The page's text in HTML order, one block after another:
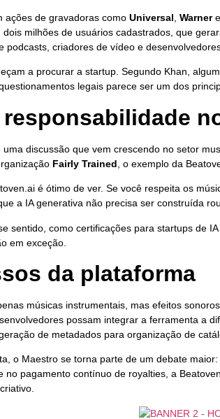
ações de gravadoras como Universal Warnere
milhões de usuários cadastrados, que
podcasts, criadores de vídeo e
a procurar a startup. Segundo Khan,
legais parece ser um dos
discussão que vem crescendo no setor
Fairly Trained , o exemplo da
é ótimo de ver. Se você respeita os
a IA generativa não precisa ser construída
sentido, como certificações para startups de
em exceção.
da plataforma
músicas instrumentais, mas efeitos
possam integrar a ferramenta a
de metadados para organização de
o Maestro se torna parte de um debate
no pagamento contínuo de royalties, a